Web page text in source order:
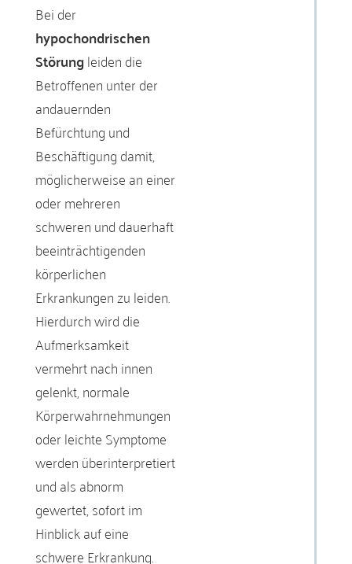
Bei der
hypochondrischen
Störungleiden die
Betroffenen unter der
andauernden
Befürchtung und
Beschäftigung damit,
möglicherweise an einer
oder mehreren
schweren und dauerhaft
beeinträchtigenden
körperlichen
Erkrankungen zu leiden.
Hierdurch wird die
Aufmerksamkeit
vermehrt nach innen
gelenkt, normale
Körperwahrnehmungen
oder leichte Symptome
werden überinterpretiert
und als abnorm
gewertet, sofort im
Hinblick auf eine
schwere Erkrankung.